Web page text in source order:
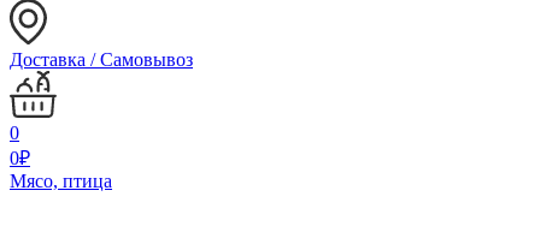
Доставка / Самовывоз
0
0₽
Мясо, птица